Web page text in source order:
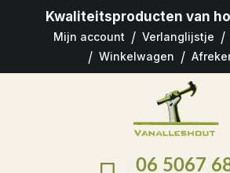
Kwaliteitsproducten van
Mijn account Verlanglijstje
Winkelwagen
06 5067